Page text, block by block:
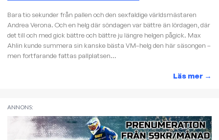
Bara tio sekunder från pallen och den sexfaldige världsmästaren
Andrea Verona. Och en helg där söndagen var bättre än lördagen, där
det till och med gick bättre och bättre ju längre helgen pågick. Max
Ahlin kunde summera sin kanske bästa VM–helg den här säsongen –
men fortfarande fattas pallplatsen...
Läs mer →
ANNONS: